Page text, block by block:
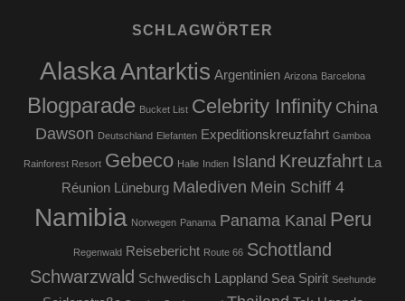
SCHLAGWÖRTER
AlaskaAntarktis Argentinien Arizona Barcelona
Blogparade Bucket List Celebrity Infinity China
Dawson Deutschland Elefanten Expeditionskreuzfahrt Gamboa
Rainforest Resort Gebeco Halle Indien Island Kreuzfahrt
La
Réunion
Lüneburg Malediven Mein Schiff 4
Namibia Norwegen Panama Panama Kanal Peru
Regenwald Reisebericht Route 66 Schottland
Schwarzwald Schwedisch Lappland Sea Spirit Seehunde